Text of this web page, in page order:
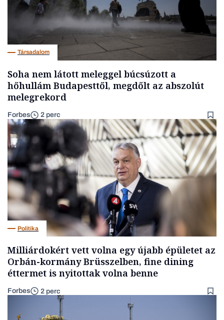
Társadalom
Soha nem látott meleggel búcsúzott a
hőhullám Budapesttől, megdőlt az abszolút
melegrekord
Forbes 2 perc
Politika
Milliárdokért vett volna egy újabb épületet az
Orbán-kormány Brüsszelben, fine dining
éttermet is nyitottak volna benne
Forbes 2 perc